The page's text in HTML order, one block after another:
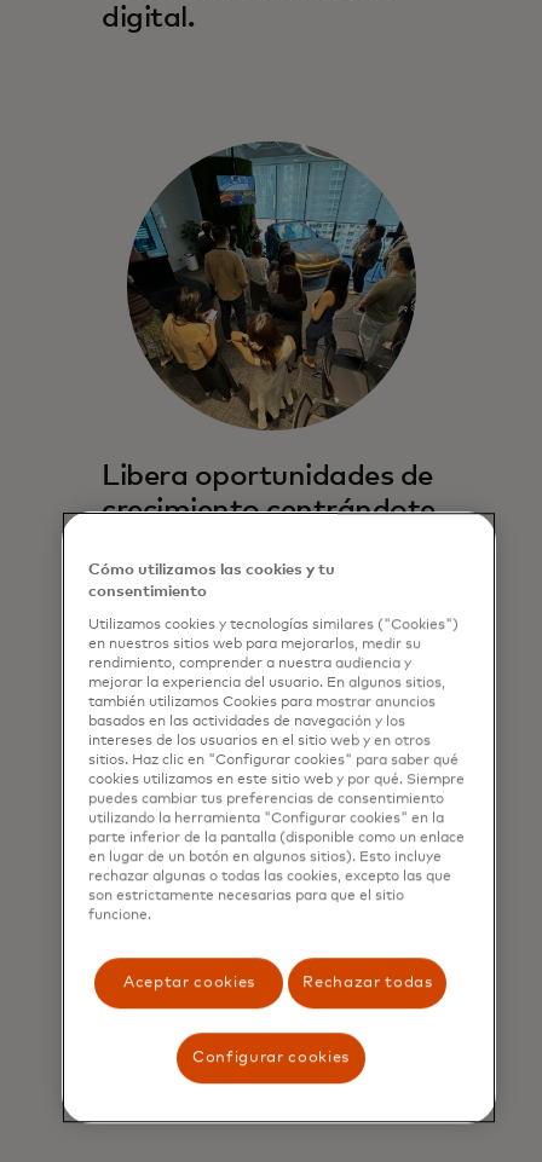
digital.
Libera oportunidades de
crecimiento centrándote
clientes.
Descubre oportunidades
de cocreación para
resolver tus retos clave.
Cómo utilizamos las cookies y tu
consentimiento
Utilizamos cookies y tecnologías similares ("Cookies")
en nuestros sitios web para mejorarlos, medir su
rendimiento, comprender a nuestra audiencia y
mejorar la experiencia del usuario. En algunos sitios,
también utilizamos Cookies para mostrar anuncios
basados en las actividades de navegación y los
intereses de los usuarios en el sitio web y en otros
sitios. Haz clic en "Configurar cookies" para saber qué
cookies utilizamos en este sitio web y por qué. Siempre
puedes cambiar tus preferencias de consentimiento
utilizando la herramienta "Configurar cookies" en la
parte inferior de la pantalla (disponible como un enlace
en lugar de un botón en algunos sitios). Esto incluye
rechazar algunas o todas las cookies, excepto las que
son estrictamente necesarias para que el sitio
funcione.
Aceptar cookies Rechazar todas
Configurar cookies